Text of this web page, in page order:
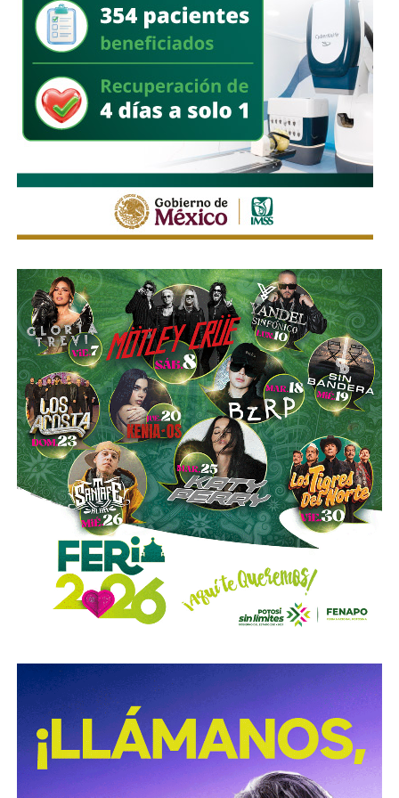
La fiscal señaló que, al momento de su declaración, no
había tenido contacto conVilla Gutiérrez ni con elalcalde
Enrique Galindo Ceballos
También lee:
Fiscalía indaga a policías municipales en
punto de venta de drogas